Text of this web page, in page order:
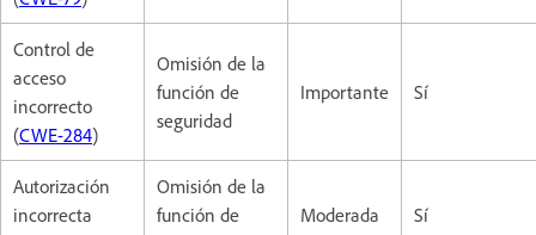
Control de
acceso
incorrecto
(CWE-284)
Omisión de la
función de
seguridad
Importante Sí
Autorización
incorrecta
Omisión de la
función de
Moderada Sí